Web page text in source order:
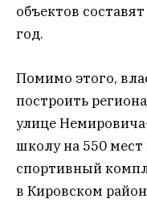
объектов
год.
Помимо этого,
построить
улице
школу на 550 мест
спортивный
в Кировском